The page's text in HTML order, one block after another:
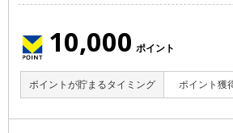
10,000 ポイント
ポイントが貯まるタイミング ポイント獲